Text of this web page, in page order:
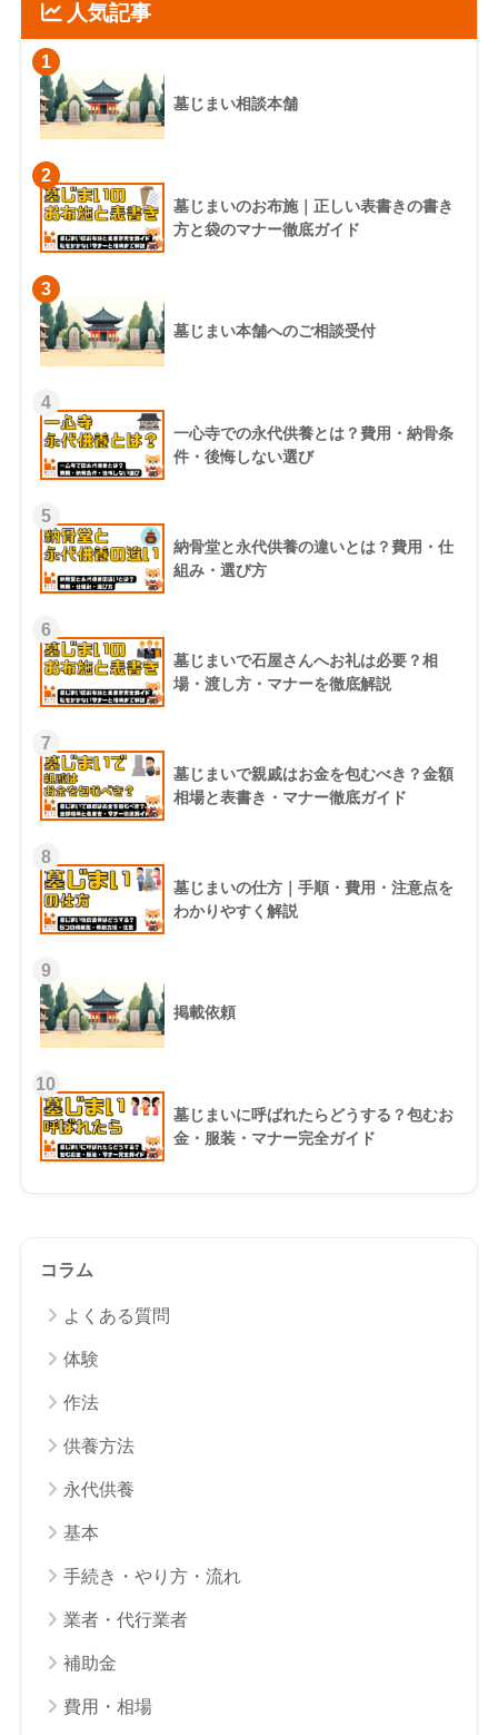
人気記事
1
墓じまい相談本舗
2
墓じまいのお布施｜正しい表書きの書き
方と袋のマナー徹底ガイド
3
墓じまい本舗へのご相談受付
4
一心寺での永代供養とは？費用・納骨条
件・後悔しない選び
5
納骨堂と永代供養の違いとは？費用・仕
組み・選び方
6
墓じまいで石屋さんへお礼は必要？相
場・渡し方・マナーを徹底解説
7
墓じまいで親戚はお金を包むべき？金額
相場と表書き・マナー徹底ガイド
8
墓じまいの仕方｜手順・費用・注意点を
わかりやすく解説
9
掲載依頼
10
墓じまいに呼ばれたらどうする？包むお
金・服装・マナー完全ガイド
コラム
よくある質問
体験
作法
供養方法
永代供養
基本
手続き・やり方・流れ
業者・代行業者
補助金
費用・相場